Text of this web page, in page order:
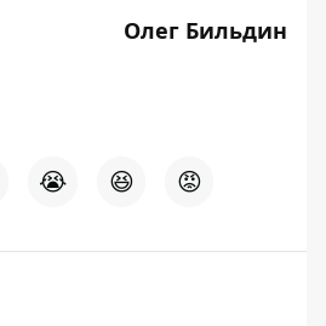
Олег Бильдин
😭 😆 😡